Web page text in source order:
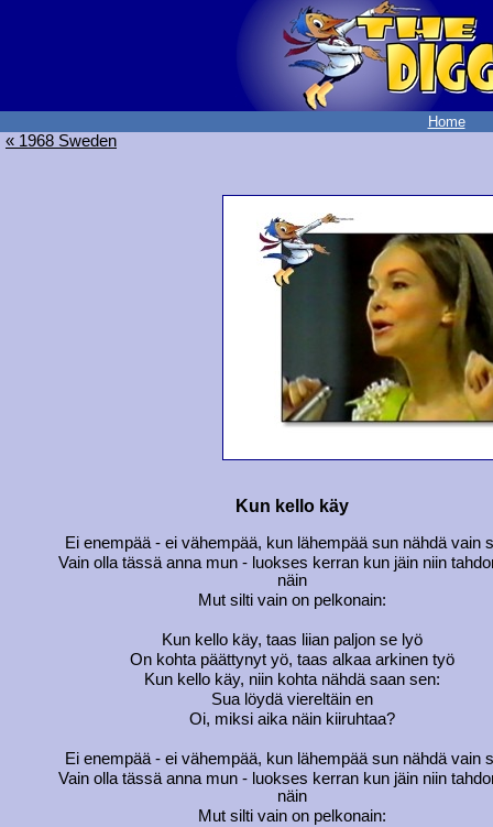
Home
« 1968 Sweden
Kun kello käy
Ei enempää - ei vähempää, kun lähempää sun nähdä vain
Vain olla tässä anna mun - luokses kerran kun jäin niin
näin
Mut silti vain on pelkonain:
Kun kello käy, taas liian paljon se lyö
On kohta päättynyt yö, taas alkaa arkinen työ
Kun kello käy, niin kohta nähdä saan sen:
Sua löydä viereltäin en
Oi, miksi aika näin kiiruhtaa?
Ei enempää - ei vähempää, kun lähempää sun nähdä vain
Vain olla tässä anna mun - luokses kerran kun jäin niin
näin
Mut silti vain on pelkonain: